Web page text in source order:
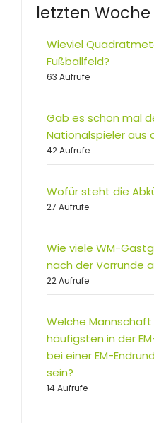
letzten Woche
Wieviel
Fußballfeld?
63 Aufrufe
Gab es schon mal
Nationalspieler aus
42 Aufrufe
Wofür steht die
27 Aufrufe
Wie viele WM-
nach der Vorrunde
22 Aufrufe
Welche
häufigsten in der
bei einer EM-
sein?
14 Aufrufe